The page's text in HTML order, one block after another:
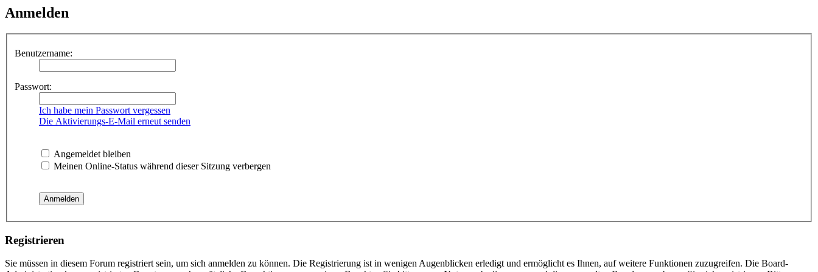
Anmelden
Benutzername:
Passwort:
Ich habe mein Passwort vergessen
Die Aktivierungs-E-Mail erneut senden
Angemeldet bleiben
Meinen Online-Status während dieser Sitzung verbergen
Registrieren
Sie müssen in diesem Forum registriert sein, um sich anmelden zu können. Die Registrierung ist in wenigen Augenblicken erledigt und ermöglicht es Ihnen, auf weitere Funktionen zuzugreifen. Die Board-